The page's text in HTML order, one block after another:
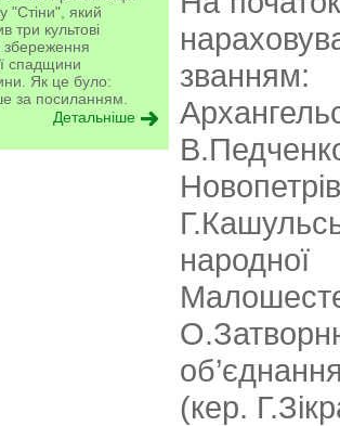
"Стіни", який
три культові
збереження
спадщини
Як це було:
за посиланням.
Детальніше
(кер.